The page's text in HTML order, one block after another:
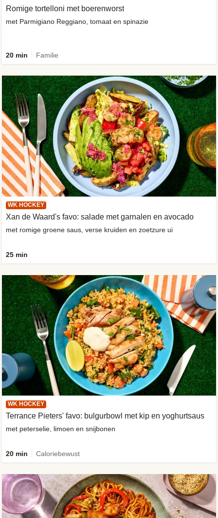
Romige tortelloni met boerenworst
met Parmigiano Reggiano, tomaat en spinazie
20 min Familie
WK HOCKEY
Xan de Waard's favo: salade met garnalen en avocado
met romige groene saus, verse kruiden en zoetzure ui
25 min
WK HOCKEY
Terrance Pieters' favo: bulgurbowl met kip en yoghurtsaus
met peterselie, limoen en snijbonen
20 min Caloriebewust